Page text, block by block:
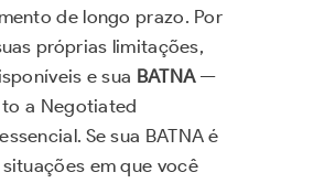
de longo prazo. Por
próprias limitações,
e sua BATNA—
a Negotiated
Se sua BATNA é
em que você